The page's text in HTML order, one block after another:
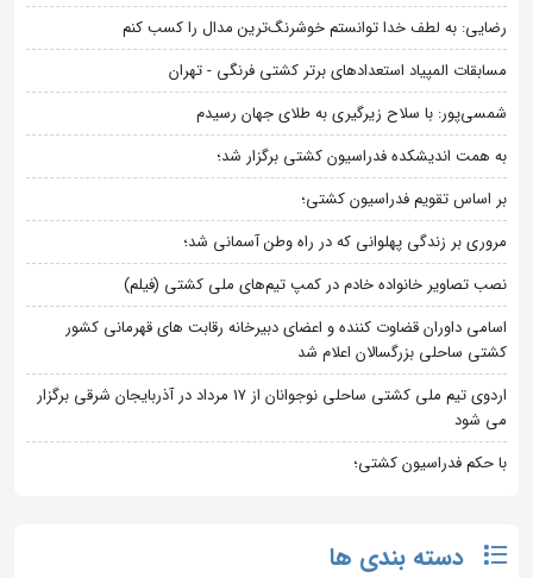
رضایی: به لطف خدا توانستم خوشرنگ‌ترین مدال را کسب کنم
مسابقات المپیاد استعدادهای برتر کشتی فرنگی - تهران
شمسی‌پور: با سلاح زیرگیری به طلای جهان رسیدم
به همت اندیشکده فدراسیون کشتی برگزار شد؛
بر اساس تقویم فدراسیون کشتی؛
مروری بر زندگی پهلوانی که در راه وطن آسمانی شد؛
نصب تصاویر خانواده خادم در کمپ تیم‌های ملی کشتی (فیلم)
اسامی داوران قضاوت کننده و اعضای دبیرخانه رقابت های قهرمانی کشور
کشتی ساحلی بزرگسالان اعلام شد
اردوی تیم ملی کشتی ساحلی نوجوانان از 17 مرداد در آذربایجان شرقی برگزار
می شود
با حکم فدراسیون کشتی؛
دسته بندی ها